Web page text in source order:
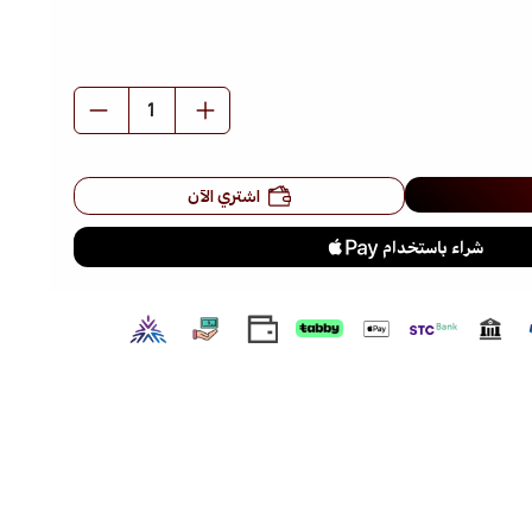
​عبير الكرز الفواح (Cherry Fever): يغمر حواسكِ برائحة الكرز الحلوة والمغرية التي تدوم طويلاً وتقضي
​📝 طريقة الاستخدام لنتائج مثالية:
​تنبيه هام: هذا المنتج يعتمد على تقنية (Tingle) التي تسبب احمراراً مؤقتاً وشعوراً بالحرارة والوخز،
يدل على فعالية المنتج لتنشيط الدورة الدموية للبشرة.
تجنبي تماماً منطقة الوجه والمناطق الحساسة.
اشتري الآن